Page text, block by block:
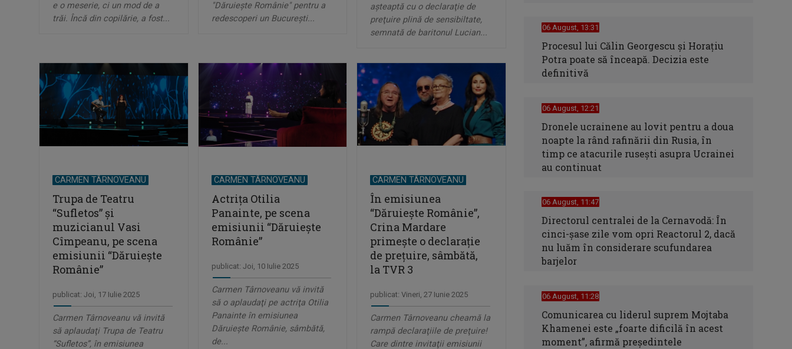
e o meserie, ci un mod de a
trăi. Încă din copilărie, a fost...
"Dăruiește Românie" pentru a
redescoperi un București...
aşteaptă cu o declaraţie de
preţuire plină de sensibiltate,
semnată de baritonul Lucian...
CARMEN TÂRNOVEANU
Trupa de Teatru
“Sufletos” şi
muzicianul Vasi
Cîmpeanu, pe scena
emisiunii “Dăruieşte
Românie”
publicat: Joi, 17 Iulie 2025
Carmen Târnoveanu vă invită
să aplaudaţi Trupa de Teatru
“Sufletos”, în emisiunea
CARMEN TÂRNOVEANU
Actrița Otilia
Panainte, pe scena
emisiunii “Dăruieşte
Românie”
publicat: Joi, 10 Iulie 2025
Carmen Târnoveanu vă invită
să o aplaudaţi pe actriţa Otilia
Panainte în emisiunea
Dăruieşte Românie, sâmbătă,
de...
CARMEN TÂRNOVEANU
În emisiunea
“Dăruieşte Românie”,
Crina Mardare
primeşte o declaraţie
de preţuire, sâmbătă,
la TVR 3
publicat: Vineri, 27 Iunie 2025
Carmen Târnoveanu cheamă la
rampă declaraţiile de preţuire!
Care dintre invitaţii emisiunii
06 August, 13:31
Procesul lui Călin Georgescu și Horațiu
Potra poate să înceapă. Decizia este
definitivă
06 August, 12:21
Dronele ucrainene au lovit pentru a doua
noapte la rând rafinării din Rusia, în
timp ce atacurile rusești asupra Ucrainei
au continuat
06 August, 11:47
Directorul centralei de la Cernavodă: În
cinci-şase zile vom opri Reactorul 2, dacă
nu luăm în considerare scufundarea
barjelor
06 August, 11:28
Comunicarea cu liderul suprem Mojtaba
Khamenei este „foarte dificilă în acest
moment”, afirmă preşedintele